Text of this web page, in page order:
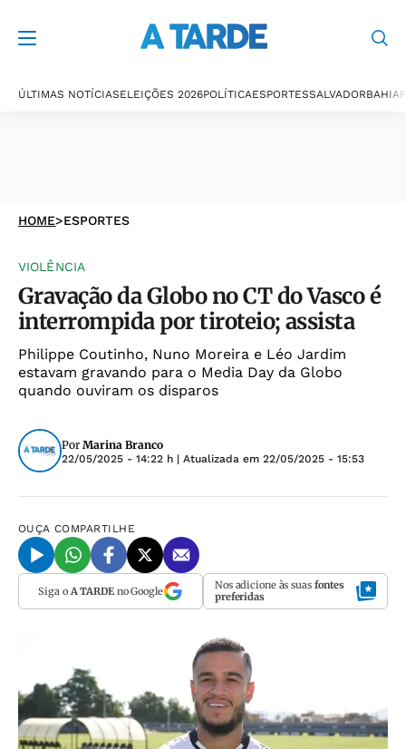
ÚLTIMAS NOTÍCIASELEIÇÕES 2026POLÍTICAESPORTESSALVADORBAHIA
HOME>ESPORTES
VIOLÊNCIA
Gravação da Globo no CT do Vasco é
interrompida por tiroteio; assista
Philippe Coutinho, Nuno Moreira e Léo Jardim
estavam gravando para o Media Day da Globo
quando ouviram os disparos
Por Marina Branco
22/05/2025 - 14:22 h | Atualizada em 22/05/2025 - 15:53
OUÇA COMPARTILHE
Siga o A TARDEno Google Nos adicione às suas fontes
preferidas